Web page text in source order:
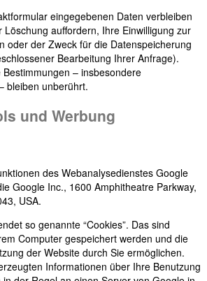
eingegebenen Daten verbleiben
Löschung auffordern, Ihre Einwilligung zur
oder der Zweck für die Datenspeicherung
Bearbeitung Ihrer Anfrage).
– insbesondere
bleiben unberührt.
und Werbung
des Webanalysedienstes Google
Google Inc., 1600 Amphitheatre Parkway,
USA.
so genannte “Cookies”. Das sind
Computer gespeichert werden und die
der Website durch Sie ermöglichen.
Informationen über Ihre Benutzung